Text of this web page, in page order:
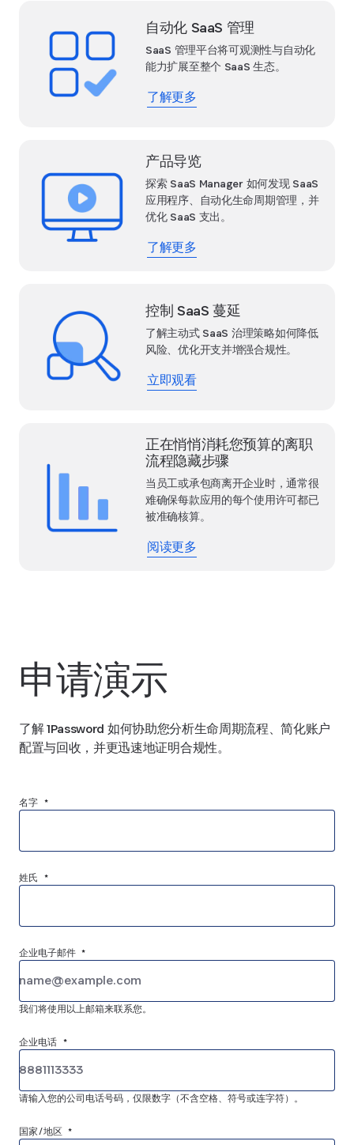
自动化 SaaS 管理
SaaS 管理平台将可观测性与自动化
能力扩展至整个 SaaS 生态。
了解更多
产品导览
探索 SaaS Manager 如何发现 SaaS
应用程序、自动化生命周期管理，并
优化 SaaS 支出。
了解更多
控制 SaaS 蔓延
了解主动式 SaaS 治理策略如何降低
风险、优化开支并增强合规性。
立即观看
正在悄悄消耗您预算的离职
流程隐藏步骤
当员工或承包商离开企业时，通常很
难确保每款应用的每个使用许可都已
被准确核算。
阅读更多
申请演示
了解 1Password 如何协助您分析生命周期流程、简化账户
配置与回收，并更迅速地证明合规性。
名字 *
姓氏 *
企业电子邮件 *
我们将使用以上邮箱来联系您。
企业电话 *
请输入您的公司电话号码，仅限数字（不含空格、符号或连字符）。
国家/地区 *